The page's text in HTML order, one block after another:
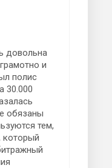
довольна
и
полис
30.000
обязаны
тем,
который